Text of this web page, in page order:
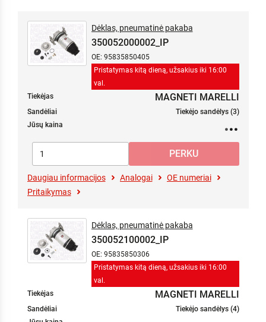
Pristatymas kitą dieną, užsakius iki 16:00
val.
Dėklas, pneumatinė pakaba
350052000002_IP
OE: 95835850405
Tiekėjas MAGNETI MARELLI
Sandėliai
Tiekėjo sandėlys (3)
Jūsų kaina
Daugiau informacijos Analogai
OE numeriai
Pritaikymas
Pristatymas kitą dieną, užsakius iki 16:00
val.
Dėklas, pneumatinė pakaba
350052100002_IP
OE: 95835850306
Tiekėjas MAGNETI MARELLI
Sandėliai
Tiekėjo sandėlys (4)